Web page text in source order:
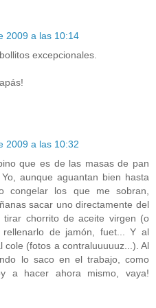
2009 a las 10:14
excepcionales.
2009 a las 10:32
que es de las masas de pan
aunque aguantan bien hasta
congelar los que me sobran,
sacar uno directamente del
chorrito de aceite virgen (o
de jamón, fuet... Y al
cole (fotos a contraluuuuuz...). Al
lo saco en el trabajo, como
a hacer ahora mismo, vaya!